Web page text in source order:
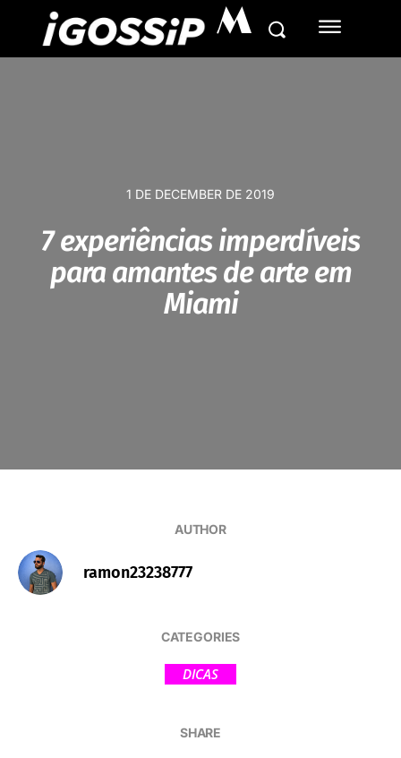
M
1 DE DECEMBER DE 2019
7 experiências imperdíveis
para amantes de arte em
Miami
AUTHOR
ramon23238777
CATEGORIES
DICAS
SHARE